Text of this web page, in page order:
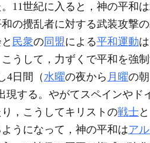
11世紀に入ると，神の平和
の攪乱者に対する武装攻撃
民衆の 同盟による平和運動
うして，力ずくで平和を強
4日間（水曜の夜から 月曜の
現する。やがてスペインやド
，こうしてキリストの戦士
うになって，神の平和はア